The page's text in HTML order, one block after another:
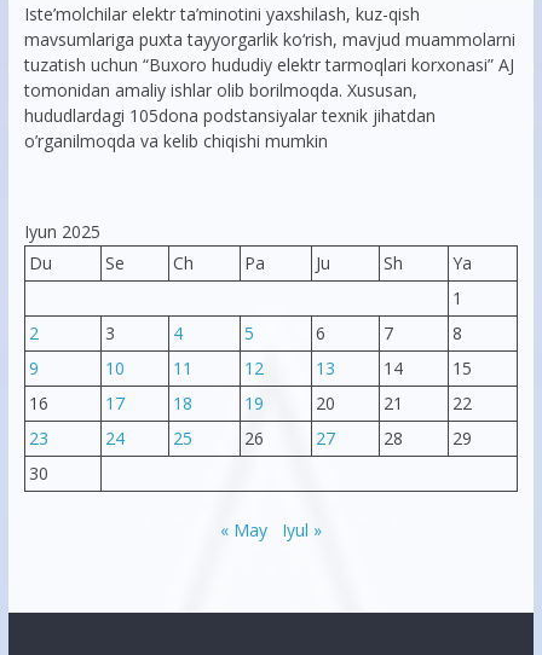
Iste’molchilar elektr ta’minotini yaxshilash, kuz-qish
mavsumlariga puxta tayyorgarlik ko‘rish, mavjud muammolarni
tuzatish uchun “Buxoro hududiy elektr tarmoqlari korxonasi” AJ
tomonidan amaliy ishlar olib borilmoqda. Xususan,
hududlardagi 105dona podstansiyalar texnik jihatdan
o’rganilmoqda va kelib chiqishi mumkin
Iyun 2025
Du
Se Ch Pa Ju Sh
Ya
1
2
3 4 5 6 7
8
9
10 11 12 13 14
15
16
17 18 19 20 21
22
23
24 25 26 27 28
29
30
« May Iyul »